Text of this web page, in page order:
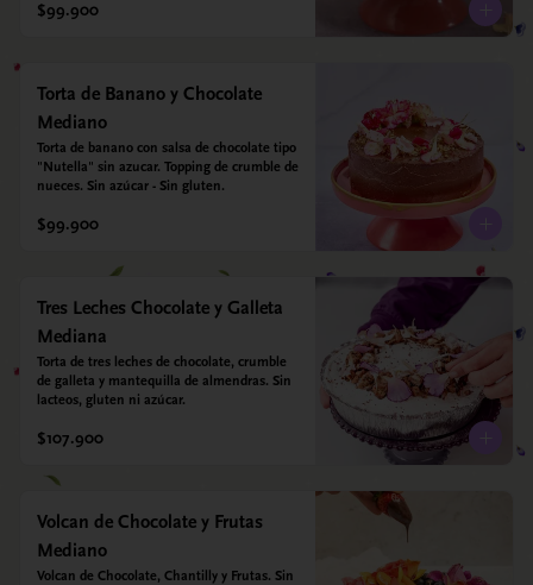
y almendras. Endulzada con estevia.
$99.900
Torta de Banano y Chocolate
Mediano
Torta de banano con salsa de chocolate tipo
"Nutella" sin azucar. Topping de crumble de
nueces. Sin azúcar - Sin gluten.
$99.900
Tres Leches Chocolate y Galleta
Mediana
Torta de tres leches de chocolate, crumble
de galleta y mantequilla de almendras. Sin
lacteos, gluten ni azúcar.
$107.900
Volcan de Chocolate y Frutas
Mediano
Volcan de Chocolate, Chantilly y Frutas. Sin